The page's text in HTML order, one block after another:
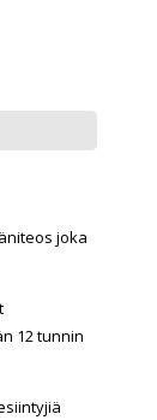
joka
12 tunnin